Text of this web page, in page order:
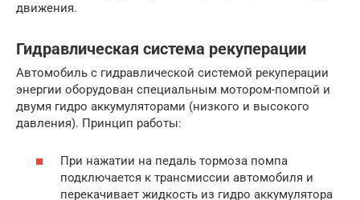
движения.
Гидравлическая система рекуперации
Автомобиль с гидравлической системой рекуперации
энергии оборудован специальным мотором-помпой и
двумя гидро аккумуляторами (низкого и высокого
давления). Принцип работы:
При нажатии на педаль тормоза помпа
подключается к трансмиссии автомобиля и
перекачивает жидкость из гидро аккумулятора